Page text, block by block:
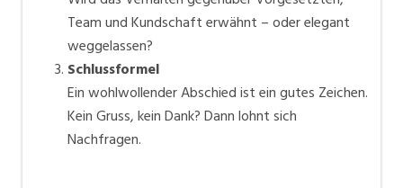
Team und Kundschaft erwähnt – oder elegant
weggelassen?
Schlussformel
Ein wohlwollender Abschied ist ein gutes Zeichen.
Kein Gruss, kein Dank? Dann lohnt sich
Nachfragen.